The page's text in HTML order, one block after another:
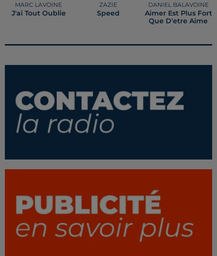
MARC LAVOINE
J'ai Tout Oublie
ZAZIE
Speed
DANIEL BALAVOINE
Aimer Est Plus Fort
Que D'etre Aime